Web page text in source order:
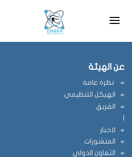
عن الهيئة
نظرة عامة
الهيكل التنظيمي
الفريق
ا
لاخبار
المنشورات
التعاون الدولي